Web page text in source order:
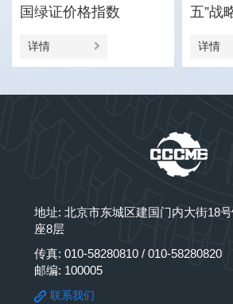
国绿证价格指数
详情
五”战
大、
详情
地址: 北京市东城区建国门内大街18
座8层
传真: 010-58280810 / 010-58280820
邮编: 100005
联系我们